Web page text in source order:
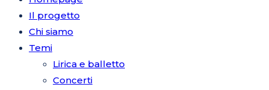
Il progetto
Chi siamo
Temi
Lirica e balletto
Concerti